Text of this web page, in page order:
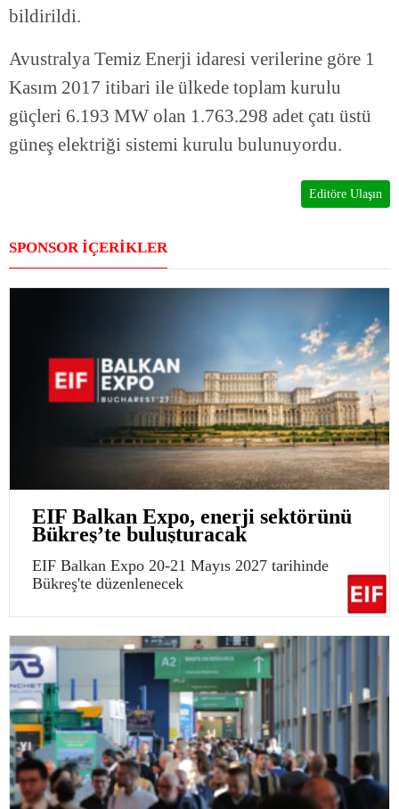
bildirildi.
Avustralya Temiz Enerji idaresi verilerine göre 1
Kasım 2017 itibari ile ülkede toplam kurulu
güçleri 6.193 MW olan 1.763.298 adet çatı üstü
güneş elektriği sistemi kurulu bulunuyordu.
Editöre Ulaşın
SPONSOR İÇERİKLER
EIF Balkan Expo, enerji sektörünü
Bükreş’te buluşturacak
EIF Balkan Expo 20-21 Mayıs 2027 tarihinde
Bükreş'te düzenlenecek